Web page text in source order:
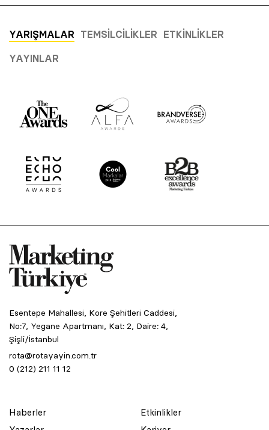
YARIŞMALAR TEMSILCILIKLER ETKINLIKLER
YAYINLAR
Esentepe Mahallesi, Kore Şehitleri Caddesi,
No:7, Yegane Apartmanı, Kat: 2, Daire: 4,
Şişli/İstanbul
rota@rotayayin.com.tr
0 (212) 211 11 12
Haberler
Etkinlikler